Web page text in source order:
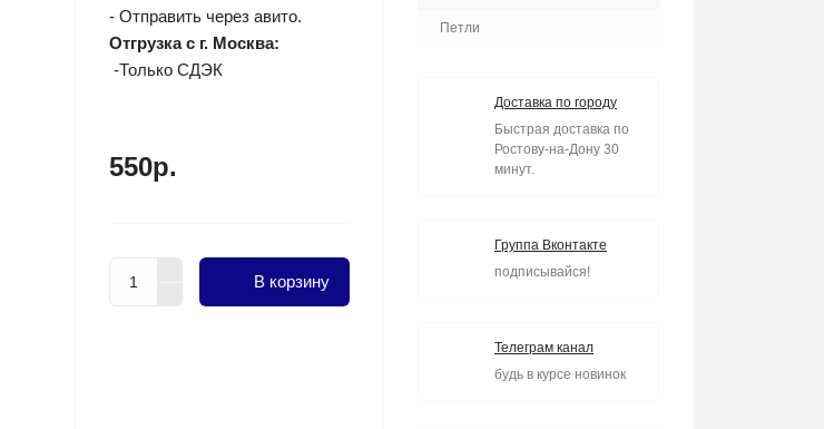
- Отправить через авито.
Отгрузка с г. Москва:
-Только СДЭК
550р.
В корзину
Петли
Доставка по городу
Быстрая доставка по
Ростову-на-Дону 30
минут.
Группа Вконтакте
подписывайся!
Телеграм канал
будь в курсе новинок